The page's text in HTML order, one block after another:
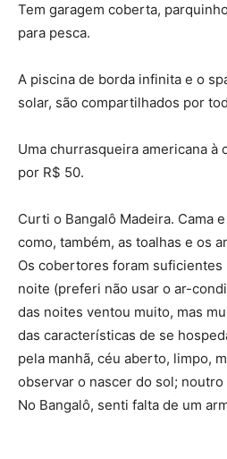
Tem garagem coberta,
para pesca.
A piscina de borda infinita e o
solar, são compartilhados por
Uma churrasqueira americana à
por R$ 50.
Curti o Bangalô Madeira. Cama
como, também, as toalhas e os
Os cobertores foram suficientes
noite (preferi não usar o ar-
das noites ventou muito, mas
das características de se
pela manhã, céu aberto, limpo,
observar o nascer do sol;
No Bangalô, senti falta de um